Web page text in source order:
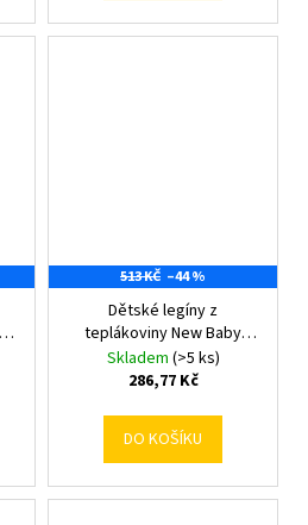
513 KČ –44 %
Dětské legíny z
teplákoviny New Baby
Kindergarten light pink
104/110
Skladem (>5 ks)
286,77 Kč
DO KOŠÍKU